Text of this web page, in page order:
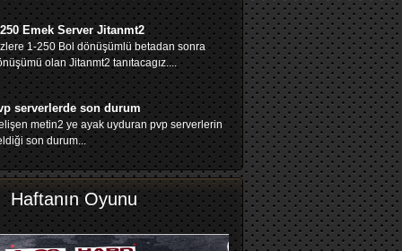
Emek Server Jitanmt2
1-250 Bol dönüşümlü betadan sonra
olan Jitanmt2 tanıtacagız....
serverlerde son durum
metin2 ye ayak uyduran pvp serverlerin
son durum...
Haftanın Oyunu